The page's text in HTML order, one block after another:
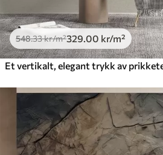
548.33kr/m²329.00 kr/m²